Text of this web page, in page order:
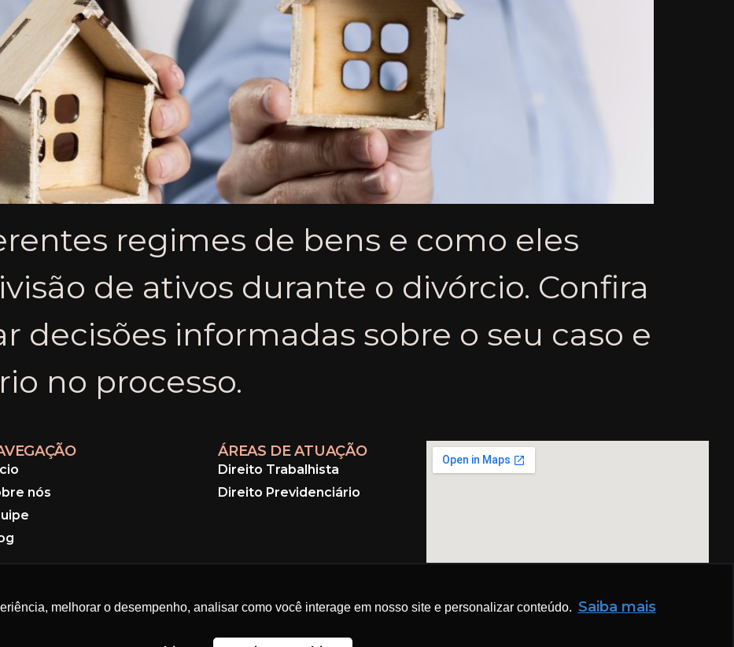
melhorar o desempenho, analisar como você interage em nosso site e personalizar conteúdo. Saiba mais
regimes de bens e como eles
de ativos durante o divórcio. Confira
decisões informadas sobre o seu caso e
no processo.
nós
ÁREAS DE ATUAÇÃO
Direito Trabalhista
Direito Previdenciário